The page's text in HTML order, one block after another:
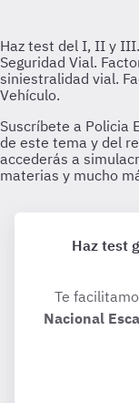
Haz test
Te
Nacional